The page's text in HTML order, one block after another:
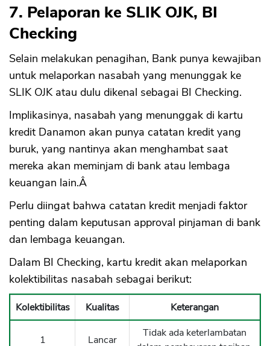
7. Pelaporan ke SLIK OJK, BI
Checking
Selain melakukan penagihan, Bank punya kewajiban
untuk melaporkan nasabah yang menunggak ke
SLIK OJK atau dulu dikenal sebagai BI Checking.
Implikasinya, nasabah yang menunggak di kartu
kredit Danamon akan punya catatan kredit yang
buruk, yang nantinya akan menghambat saat
mereka akan meminjam di bank atau lembaga
keuangan lain.Â
Perlu diingat bahwa catatan kredit menjadi faktor
penting dalam keputusan approval pinjaman di bank
dan lembaga keuangan.
Dalam BI Checking, kartu kredit akan melaporkan
kolektibilitas nasabah sebagai berikut:
Kolektibilitas Kualitas Keterangan
1 Lancar
Tidak ada keterlambatan